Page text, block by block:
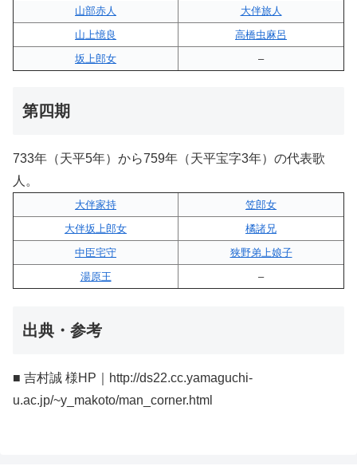
山部赤人
大伴旅人
山上憶良
高橋虫麻呂
坂上郎女
–
第四期
733年（天平5年）から759年（天平宝字3年）の代表歌
人。
大伴家持
笠郎女
大伴坂上郎女
橘諸兄
中臣宅守
狭野弟上娘子
湯原王
–
出典・参考
■ 吉村誠 様HP｜http://ds22.cc.yamaguchi-
u.ac.jp/~y_makoto/man_corner.html